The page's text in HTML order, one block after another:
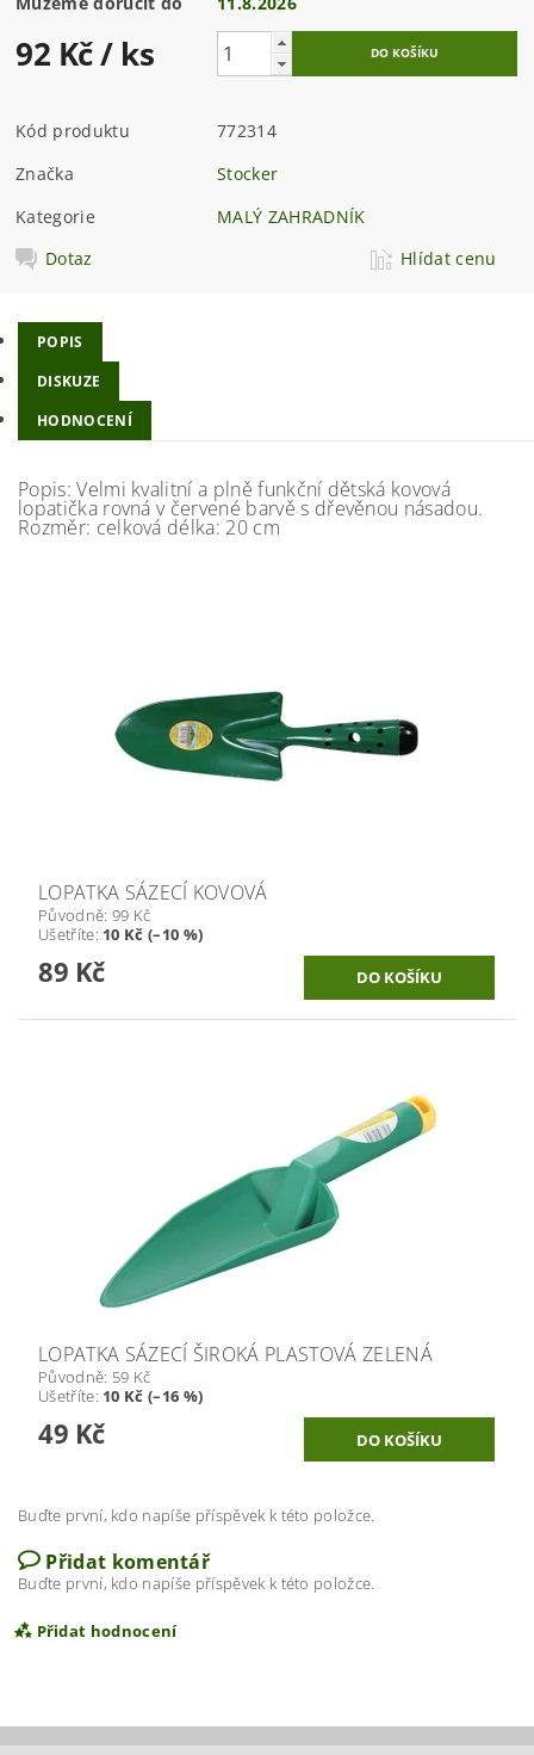
92 Kč/ ks
Kód produktu
772314
Značka
Stocker
Kategorie
MALÝ ZAHRADNÍK
Dotaz
Hlídat cenu
POPIS
DISKUZE
HODNOCENÍ
Popis: Velmi kvalitní a plně funkční dětská kovová
lopatička rovná v červené barvě s dřevěnou násadou.
Rozměr: celková délka: 20 cm
LOPATKA SÁZECÍ KOVOVÁ
Původně: 99 Kč
Ušetříte: 10 Kč (–10 %)
89 Kč
LOPATKA SÁZECÍ ŠIROKÁ PLASTOVÁ ZELENÁ
Původně: 59 Kč
Ušetříte: 10 Kč (–16 %)
49 Kč
Buďte první, kdo napíše příspěvek k této položce.
Přidat komentář
Buďte první, kdo napíše příspěvek k této položce.
Přidat hodnocení